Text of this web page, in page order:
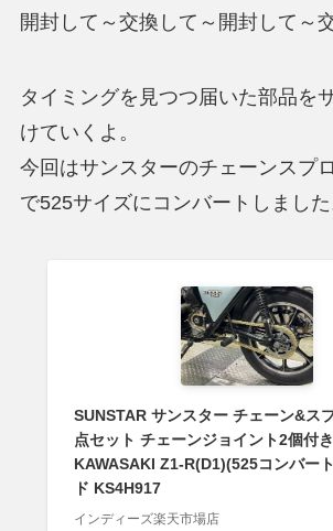
開封して～交換して～開封して～
タイミングを見つつ届いた部品を
けていくよ。
今回はサンスターのチェーンスプ
で525サイズにコンバートしました
SUNSTAR サンスター チェーン&ス
点セット チェーンジョイント2個付
KAWASAKI Z1-R(D1)(525コンバー
ド KS4H917
インディーズ楽天市場店